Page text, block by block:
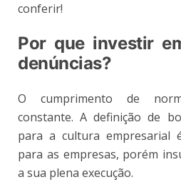
conferir!
Por que investir
denúncias?
O cumprimento de
constante. A definição de
para a cultura empresarial
para as empresas, porém
a sua plena execução.